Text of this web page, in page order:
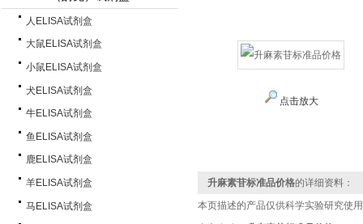
人ELISA试剂盒
大鼠ELISA试剂盒
小鼠ELISA试剂盒
犬ELISA试剂盒
牛ELISA试剂盒
鱼ELISA试剂盒
鹿ELISA试剂盒
羊ELISA试剂盒
马ELISA试剂盒
点击放大
升麻素苷标准品价格的详细资料：
本页描述的产品仅供科学实验研究使